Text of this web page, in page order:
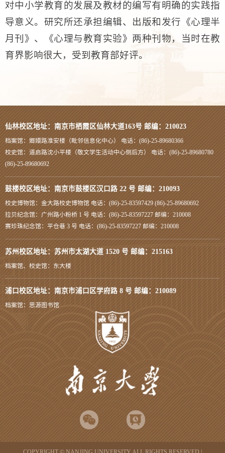
对中小学教育的发展及教材的编写有明确的实践指
导意义。研究所还承担编辑、出版和发行《心理半
月刊》、《心理与教育实验》两种刊物，当时在教
育界影响很大，受到教育部好评。
仙林校区地址：南京市栖霞区仙林大道163号 邮编：210023
档案馆：嫏嬛路淮安楼（毗邻信息化中心） 电话：(86)-25-89680366
校史馆：道启路沈小平楼（敬文学生活动中心侧后方） 电话：(86)-25-89680780
(86)-25-89680692
鼓楼校区地址：南京市鼓楼区汉口路 22 号 邮编：210093
校史博物馆：金大路校史博物馆 电话：(86)-25-83597429 (86)-25-89680692
拉贝纪念馆：广州路小粉桥 1 号 电话：(86)-25-83597227 邮编：210008
赛珍珠纪念馆：平仓巷 3 号 电话：(86)-25-83597227 邮编：210008
苏州校区地址：苏州市太湖大道 1520 号 邮编：215163
档案馆、校史馆：东大楼
浦口校区地址：南京市浦口区学府路 8 号 邮编：210089
档案馆：思源图书馆